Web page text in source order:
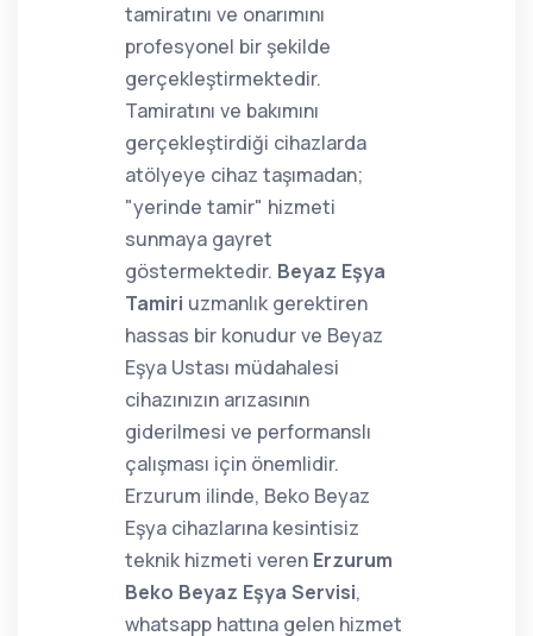
tamiratını ve onarımını
profesyonel bir şekilde
gerçekleştirmektedir.
Tamiratını ve bakımını
gerçekleştirdiği cihazlarda
atölyeye cihaz taşımadan;
"yerinde tamir" hizmeti
sunmaya gayret
göstermektedir. Beyaz Eşya
Tamiri uzmanlık gerektiren
hassas bir konudur ve Beyaz
Eşya Ustası müdahalesi
cihazınızın arızasının
giderilmesi ve performanslı
çalışması için önemlidir.
Erzurum ilinde, Beko Beyaz
Eşya cihazlarına kesintisiz
teknik hizmeti veren Erzurum
Beko Beyaz Eşya Servisi,
whatsapp hattına gelen hizmet